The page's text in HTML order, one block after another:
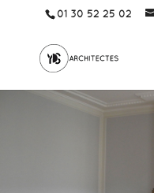
01 30 52 25 02